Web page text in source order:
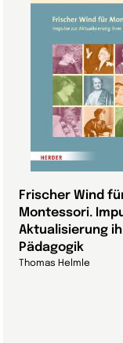
Frischer Wind
Montessori.
Aktualisierung
Pädagogik
Thomas Helmle